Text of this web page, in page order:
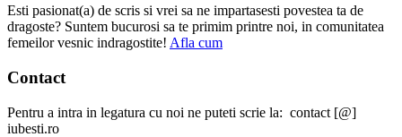
Esti pasionat(a) de scris si vrei sa ne impartasesti povestea ta de
dragoste? Suntem bucurosi sa te primim printre noi, in comunitatea
femeilor vesnic indragostite! Afla cum
Contact
Pentru a intra in legatura cu noi ne puteti scrie la: contact [@]
iubesti.ro